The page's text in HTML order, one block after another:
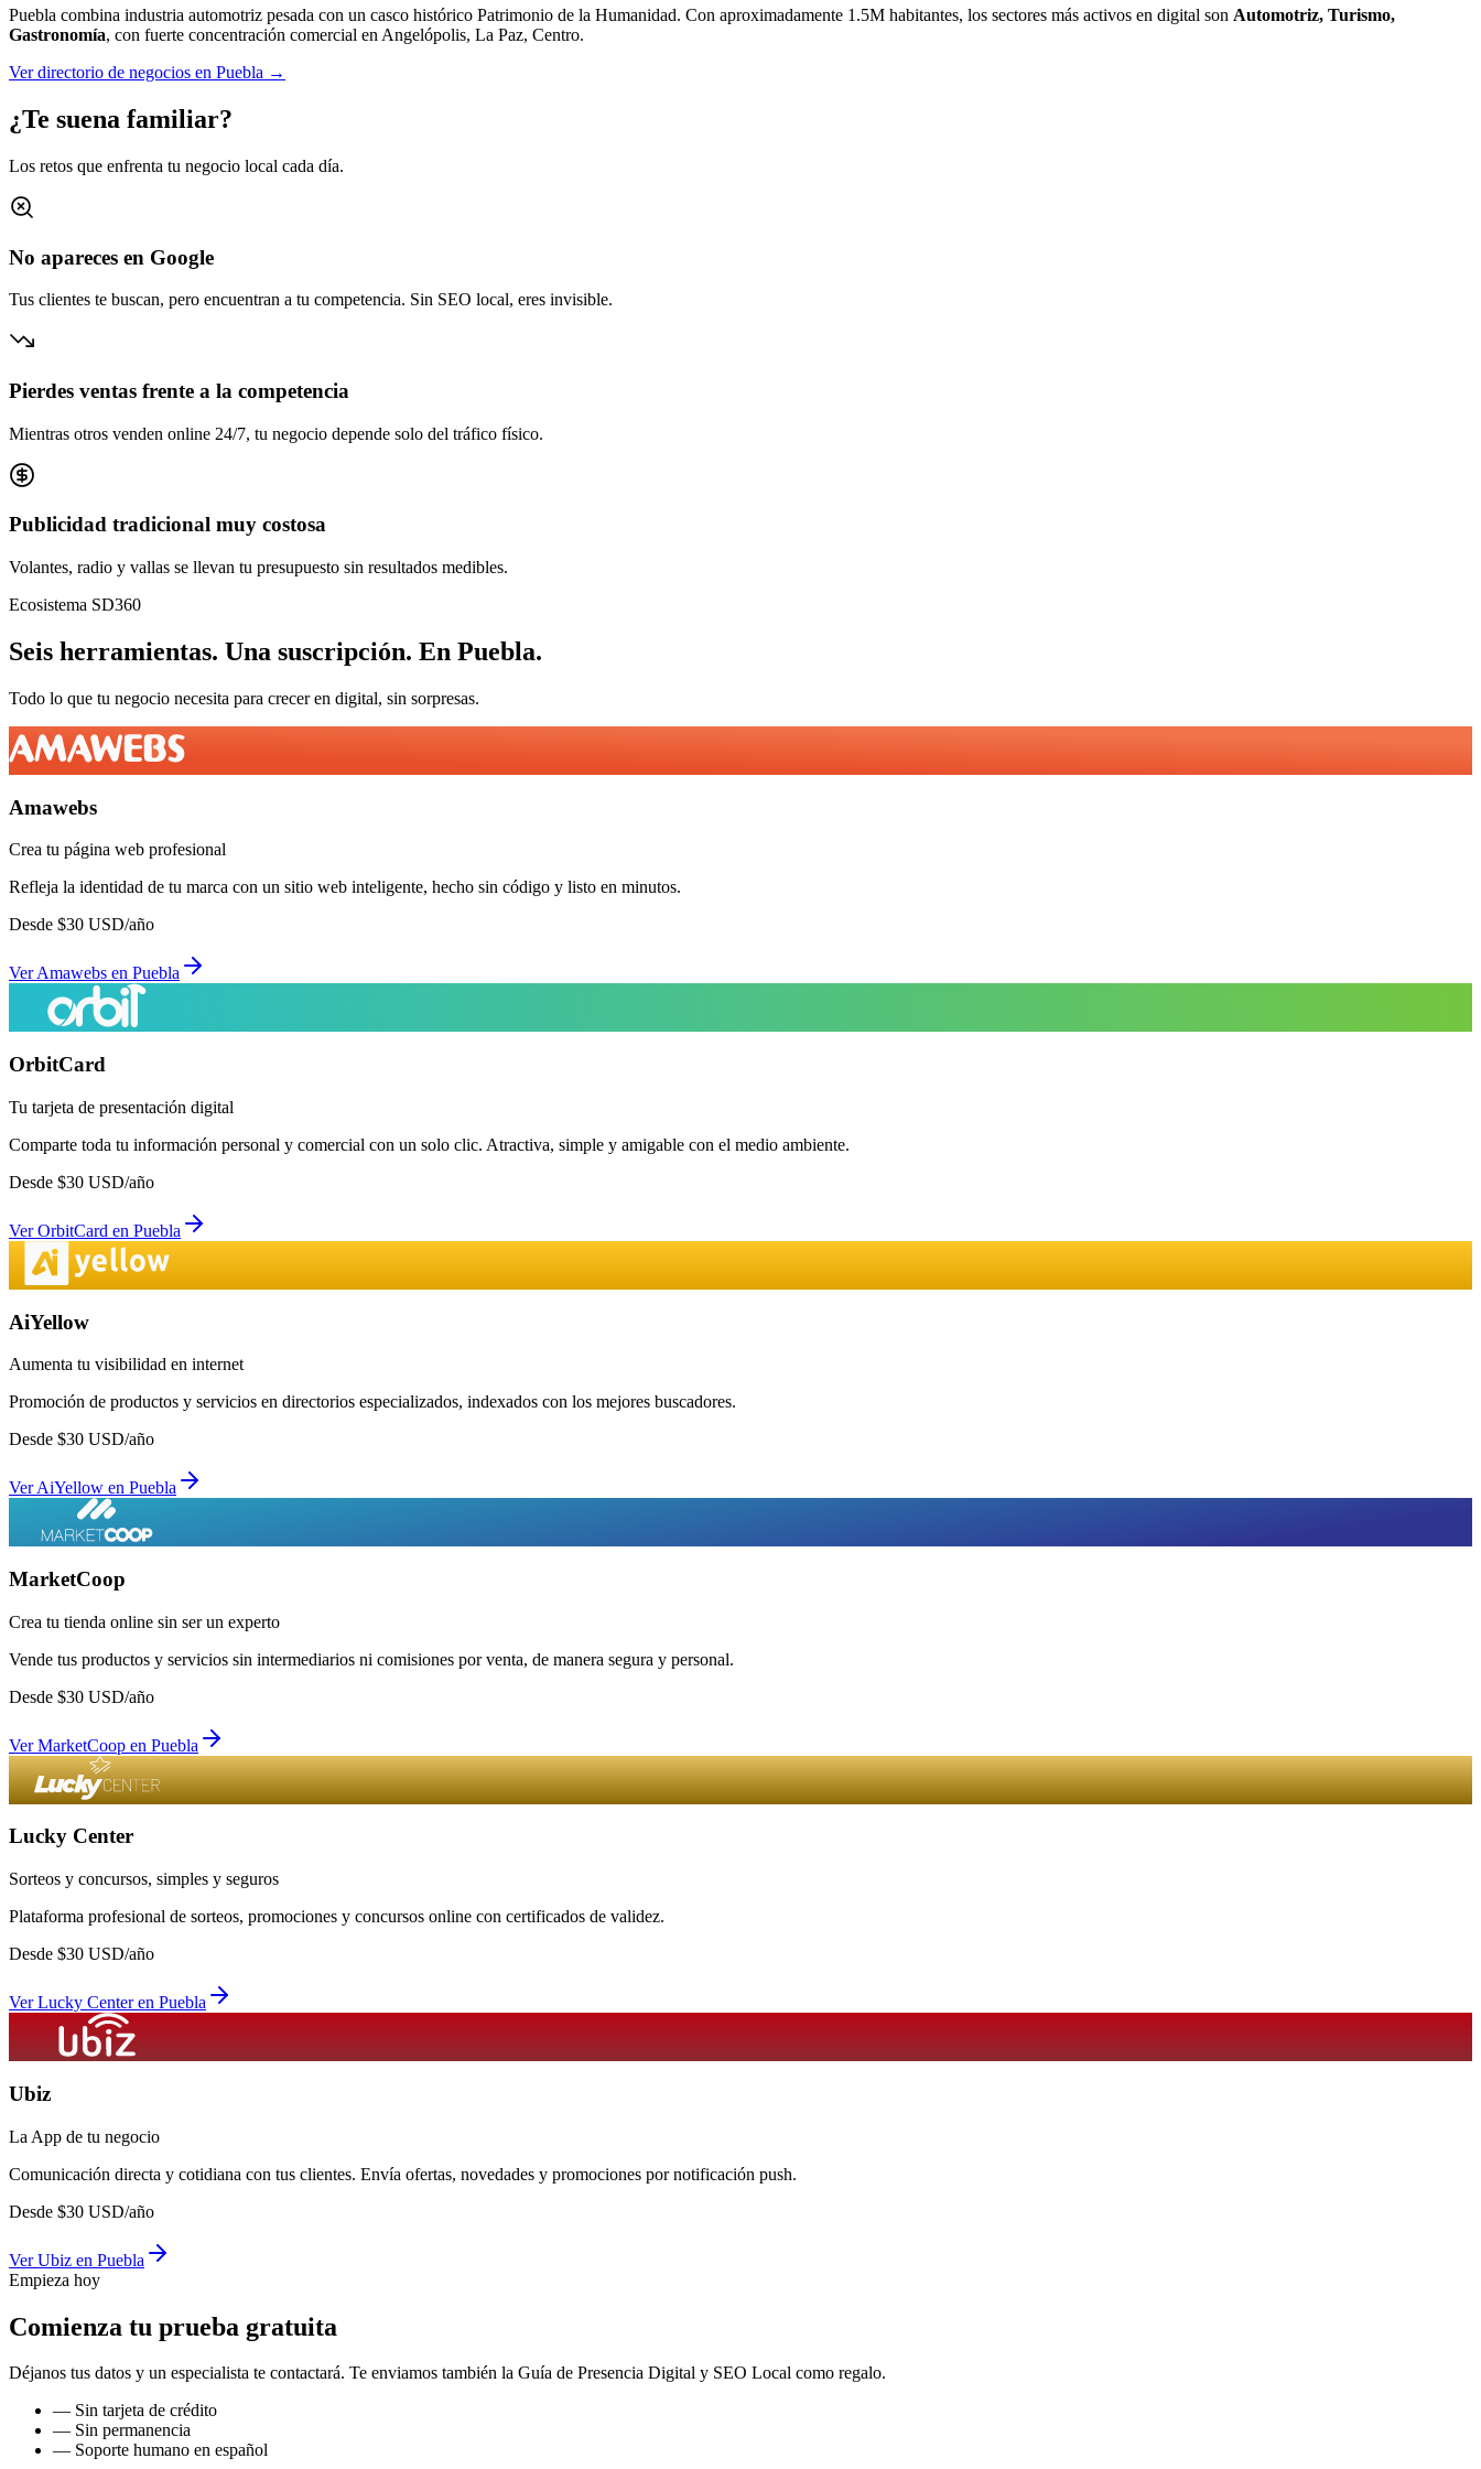
Puebla combina industria automotriz pesada con un casco histórico Patrimonio de la Humanidad. Con aproximadamente 1.5M habitantes, los sectores más activos en digital son Automotriz, Turismo,
Gastronomía, con fuerte concentración comercial en Angelópolis, La Paz, Centro.
Ver directorio de negocios en Puebla →
¿Te suena familiar?
Los retos que enfrenta tu negocio local cada día.
No apareces en Google
Tus clientes te buscan, pero encuentran a tu competencia. Sin SEO local, eres invisible.
Pierdes ventas frente a la competencia
Mientras otros venden online 24/7, tu negocio depende solo del tráfico físico.
Publicidad tradicional muy costosa
Volantes, radio y vallas se llevan tu presupuesto sin resultados medibles.
Ecosistema SD360
Seis herramientas. Una suscripción. En Puebla.
Todo lo que tu negocio necesita para crecer en digital, sin sorpresas.
Amawebs
Crea tu página web profesional
Refleja la identidad de tu marca con un sitio web inteligente, hecho sin código y listo en minutos.
Desde $30 USD/año
VerAmawebs en Puebla
OrbitCard
Tu tarjeta de presentación digital
Comparte toda tu información personal y comercial con un solo clic. Atractiva, simple y amigable con el medio ambiente.
Desde $30 USD/año
VerOrbitCard en Puebla
AiYellow
Aumenta tu visibilidad en internet
Promoción de productos y servicios en directorios especializados, indexados con los mejores buscadores.
Desde $30 USD/año
VerAiYellow en Puebla
MarketCoop
Crea tu tienda online sin ser un experto
Vende tus productos y servicios sin intermediarios ni comisiones por venta, de manera segura y personal.
Desde $30 USD/año
VerMarketCoop en Puebla
Lucky Center
Sorteos y concursos, simples y seguros
Plataforma profesional de sorteos, promociones y concursos online con certificados de validez.
Desde $30 USD/año
VerLucky Centeren Puebla
Ubiz
La App de tu negocio
Comunicación directa y cotidiana con tus clientes. Envía ofertas, novedades y promociones por notificación push.
Desde $30 USD/año
VerUbiz en Puebla
Empieza hoy
Comienza tu prueba gratuita
Déjanos tus datos y un especialista te contactará. Te enviamos también la Guía de Presencia Digital y SEO Local como regalo.
— Sin tarjeta de crédito
— Sin permanencia
— Soporte humano en español